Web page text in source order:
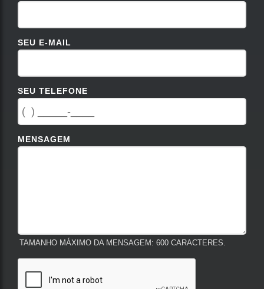
SEU E-MAIL
SEU TELEFONE
MENSAGEM
TAMANHO MÁXIMO DA MENSAGEM: 600 CARACTERES.